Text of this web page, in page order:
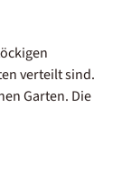
verteilt sind.
Garten. Die